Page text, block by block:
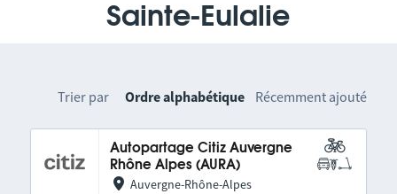
Sainte-Eulalie
Trier par Ordre alphabétique Récemment ajouté
Autopartage Citiz Auvergne
Rhône Alpes (AURA)
Auvergne-Rhône-Alpes